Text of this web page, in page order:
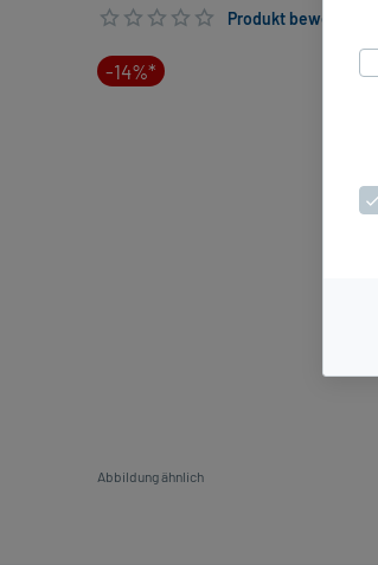
Produkt bewerten &
-14%*
Abbildung ähnlich